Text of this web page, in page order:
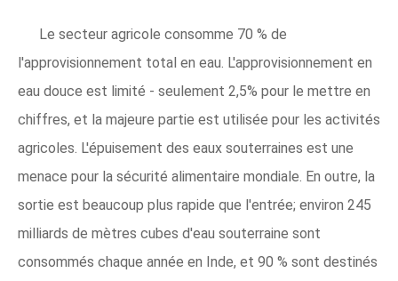
Le secteur agricole consomme 70 % de
l'approvisionnement total en eau. L'approvisionnement en
eau douce est limité - seulement 2,5% pour le mettre en
chiffres, et la majeure partie est utilisée pour les activités
agricoles. L'épuisement des eaux souterraines est une
menace pour la sécurité alimentaire mondiale. En outre, la
sortie est beaucoup plus rapide que l'entrée; environ 245
milliards de mètres cubes d'eau souterraine sont
consommés chaque année en Inde, et 90 % sont destinés